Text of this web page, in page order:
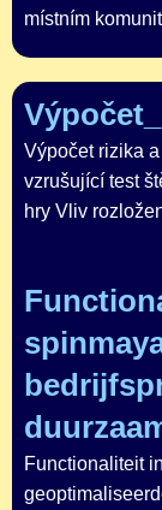
místním
Výpočet rizika
vzrušující test
hry Vliv
Functionaliteit